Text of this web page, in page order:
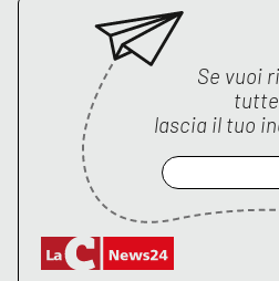
Laconair.it
Lacitymag.it
Lacapitalenews.it
Ilreggino.it
Cosenzachannel.it
Se vuoi
lascia il tuo